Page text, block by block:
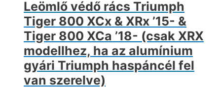
Leömlő védő rács Triumph
Tiger 800 XCx & XRx ’15- &
Tiger 800 XCa ’18- (csak XRX
modellhez, ha az alumínium
gyári Triumph haspáncél fel
van szerelve)